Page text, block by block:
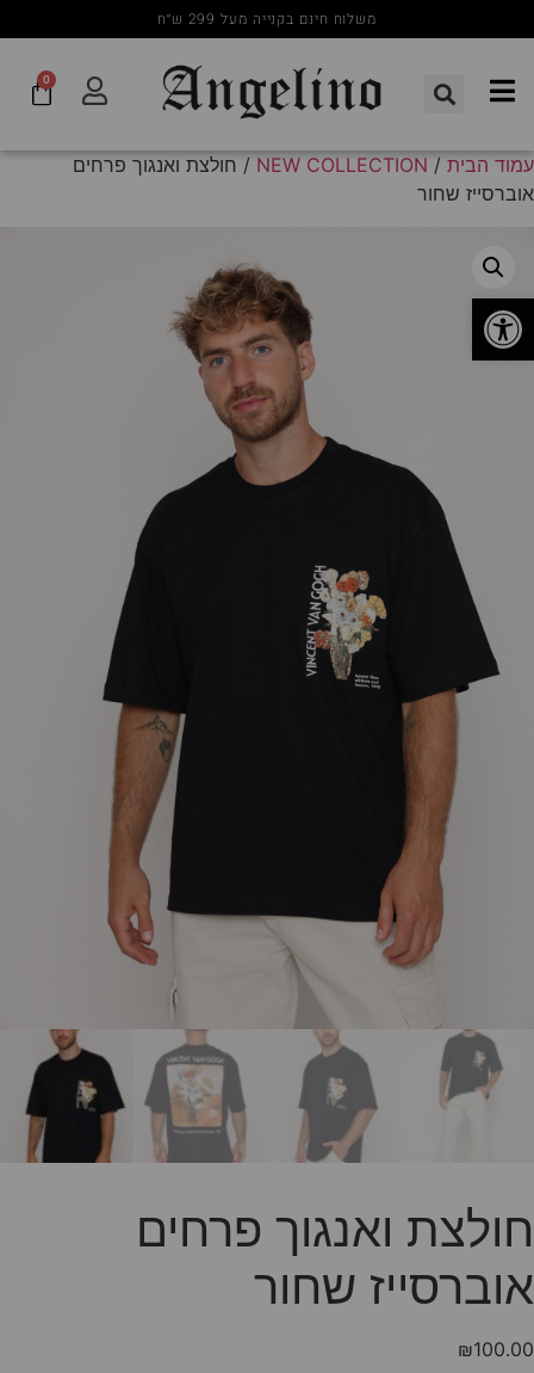
פתח סרגל נגישות
משלוח חינם בקנייה מעל 299 ש״ח
0
עמוד הבית /
NEW COLLECTION / חולצת ואנגוך פרחים
אוברסייז שחור
חולצת ואנגוך פרחים
אוברסייז שחור
₪100.00